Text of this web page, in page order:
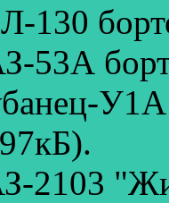
130
53А
2103